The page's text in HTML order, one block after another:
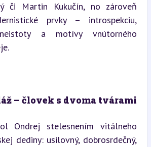
či Martin Kukučín, no zároveň
prvky – introspekciu,
a motívy vnútorného
– človek s dvoma tvárami
Ondrej stelesnením vitálneho
dediny: usilovný, dobrosrdečný,